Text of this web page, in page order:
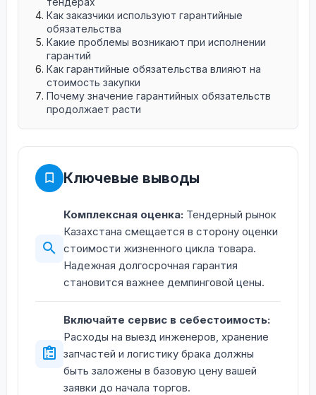
Как заказчики используют гарантийные
обязательства
Какие проблемы возникают при исполнении
гарантий
Как гарантийные обязательства влияют на
стоимость закупки
Почему значение гарантийных обязательств
продолжает расти
Ключевые выводы
Комплексная оценка: Тендерный рынок
Казахстана смещается в сторону оценки
стоимости жизненного цикла товара.
Надежная долгосрочная гарантия
становится важнее демпинговой цены.
Включайте сервис в себестоимость:
Расходы на выезд инженеров, хранение
запчастей и логистику брака должны
быть заложены в базовую цену вашей
заявки до начала торгов.